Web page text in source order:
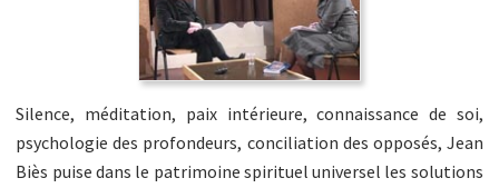
Silence, méditation, paix intérieure, connaissance de soi,
psychologie des profondeurs, conciliation des opposés, Jean
Biès puise dans le patrimoine spirituel universel les solutions